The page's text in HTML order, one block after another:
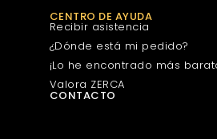
CENTRO DE AYUDA
Recibir asistencia
¿Dónde está mi pedido?
¡Lo he encontrado más
Valora ZERCA
CONTACTO